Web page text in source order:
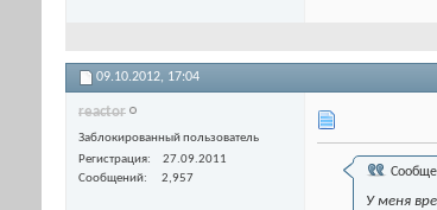
09.10.2012, 17:04
reactor
Заблокированный пользователь
Регистрация
27.09.2011
Сообщений
2,957
У меня